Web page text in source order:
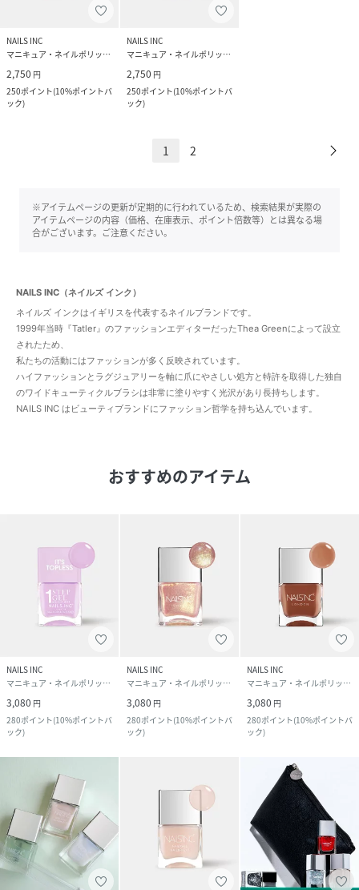
NAILS INC
マニキュア・ネイルポリッシュ
2,750 円
250ポイント(10%ポイントバ
ック)
NAILS INC
マニキュア・ネイルポリッシュ
2,750 円
250ポイント(10%ポイントバ
ック)
1 2
※アイテムページの更新が定期的に行われているため、検索結果が実際の
アイテムページの内容（価格、在庫表示、ポイント倍数等）とは異なる場
合がございます。ご注意ください。
NAILS INC（ネイルズ インク）
ネイルズ インクはイギリスを代表するネイルブランドです。
1999年当時『Tatler』のファッションエディターだったThea Greenによって設立
されたため、
私たちの活動にはファッションが多く反映されています。
ハイファッションとラグジュアリーを軸に爪にやさしい処方と特許を取得した独自
のワイドキューティクルブラシは非常に塗りやすく光沢があり長持ちします。
NAILS INC はビューティブランドにファッション哲学を持ち込んでいます。
おすすめのアイテム
NAILS INC
マニキュア・ネイルポリッシュ
3,080 円
280ポイント(10%ポイントバ
ック)
NAILS INC
マニキュア・ネイルポリッシュ
3,080 円
280ポイント(10%ポイントバ
ック)
NAILS INC
マニキュア・ネイルポリッシュ
3,080 円
280ポイント(10%ポイントバ
ック)